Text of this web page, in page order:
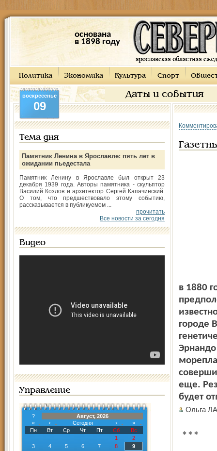
основана
в 1898 году
Политика Экономика Культура Спорт
Даты и события
воскресенье
09
Тема дня
Памятник Ленина в Ярославле: пять лет в
ожидании пьедестала
Памятник Ленину в Ярославле был открыт 23
декабря 1939 года. Авторы памятника - скульптор
Василий Козлов и архитектор Сергей Капачинский.
О том, что предшествовало этому событию,
рассказывается в публикуемом ...
прочитать
Все новости за сегодня
Видео
Управление
?
Август, 2026
«
‹ Сегодня ›
»
Пн
Вт Ср Чт Пт Сб
Вс
1
2
3
4 5 6 7 8
9
в 1880
городе
еще.
будет
Ольга
***